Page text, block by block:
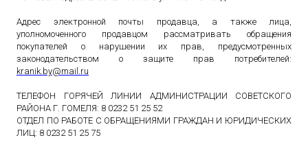
Адрес электронной почты продавца, а также лица,
уполномоченного продавцом рассматривать обращения
покупателей о нарушении их прав, предусмотренных
законодательством о защите прав потребителей:
kranik.by@mail .ru
ТЕЛЕФОН ГОРЯЧЕЙ ЛИНИИ АДМИНИСТРАЦИИ СОВЕТСКОГО
РАЙОНА Г. ГОМЕЛЯ: 8 0232 51 25 52
ОТДЕЛ ПО РАБОТЕ С ОБРАЩЕНИЯМИ ГРАЖДАН И ЮРИДИЧЕСКИХ
ЛИЦ: 8 0232 51 25 75